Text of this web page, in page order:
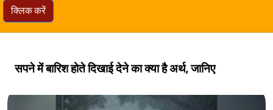
क्लिक करें
सपने में बारिश होते दिखाई देने का क्या है अर्थ, जानिए